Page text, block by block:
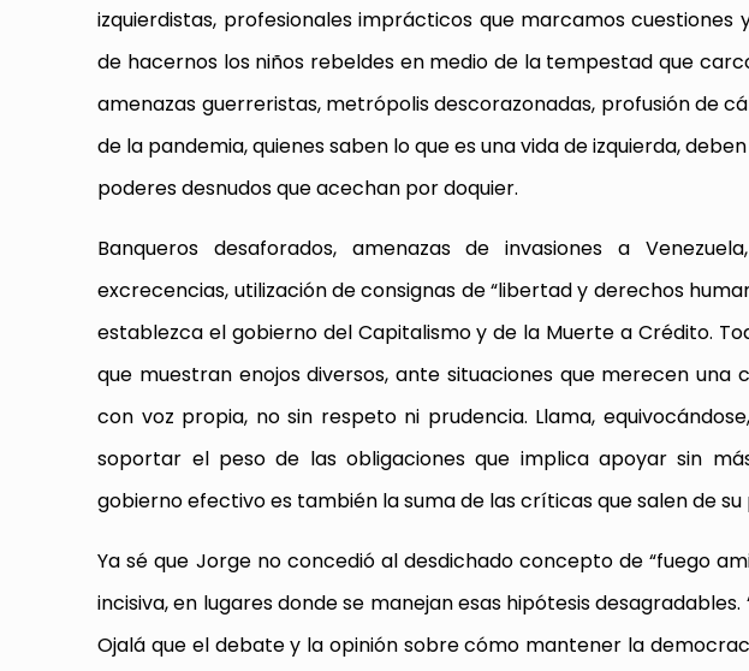
izquierdistas, profesionales imprácticos que marcamos
de hacernos los niños rebeldes en medio de la tempestad que
amenazas guerreristas, metrópolis descorazonadas, profusión de
de la pandemia, quienes saben lo que es una vida de izquierda,
poderes desnudos que acechan por doquier.
Banqueros desaforados, amenazas de invasiones a
excrecencias, utilización de consignas de “libertad y derechos
establezca el gobierno del Capitalismo y de la Muerte a Crédito.
que muestran enojos diversos, ante situaciones que merecen
con voz propia, no sin respeto ni prudencia. Llama,
soportar el peso de las obligaciones que implica apoyar sin
gobierno efectivo es también la suma de las críticas que salen de
Ya sé que Jorge no concedió al desdichado concepto de “fuego
incisiva, en lugares donde se manejan esas hipótesis
Ojalá que el debate y la opinión sobre cómo mantener la